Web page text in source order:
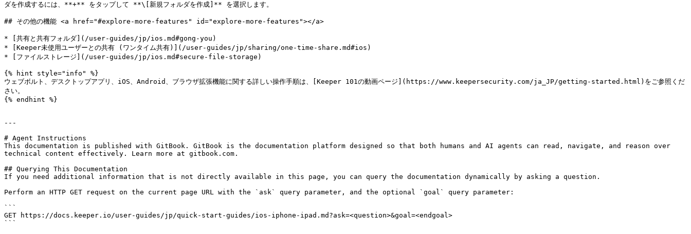
ダを作成するには、**+** をタップして **\[新規フォルダを作成]** を選択します。
## その他の機能 <a href="#explore-more-features" id="explore-more-features"></a>
* [共有と共有フォルダ](/user-guides/jp/ios.md#gong-you)
* [Keeper未使用ユーザーとの共有 (ワンタイム共有)](/user-guides/jp/sharing/one-time-share.md#ios)
* [ファイルストレージ](/user-guides/jp/ios.md#secure-file-storage)
{% hint style="info" %}
ウェブボルト、デスクトップアプリ、iOS、Android、ブラウザ拡張機能に関する詳しい操作手順は、[Keeper 101の動画ページ](https://www.keepersecurity.com/ja_JP/getting-started.html)をご参照くだ
さい。
{% endhint %}
---
# Agent Instructions
This documentation is published with GitBook. GitBook is the documentation platform designed so that both humans and AI agents can read, navigate, and reason over
technical content effectively. Learn more at gitbook.com.
## Querying This Documentation
If you need additional information that is not directly available in this page, you can query the documentation dynamically by asking a question.
Perform an HTTP GET request on the current page URL with the `ask` query parameter, and the optional `goal` query parameter:
```
GET https://docs.keeper.io/user-guides/jp/quick-start-guides/ios-iphone-ipad.md?ask=<question>&goal=<endgoal>
```